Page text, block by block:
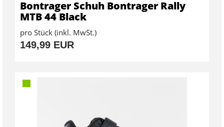
Bontrager Schuh Bontrager Rally
MTB 44 Black
pro Stück (inkl. MwSt.)
149,99 EUR